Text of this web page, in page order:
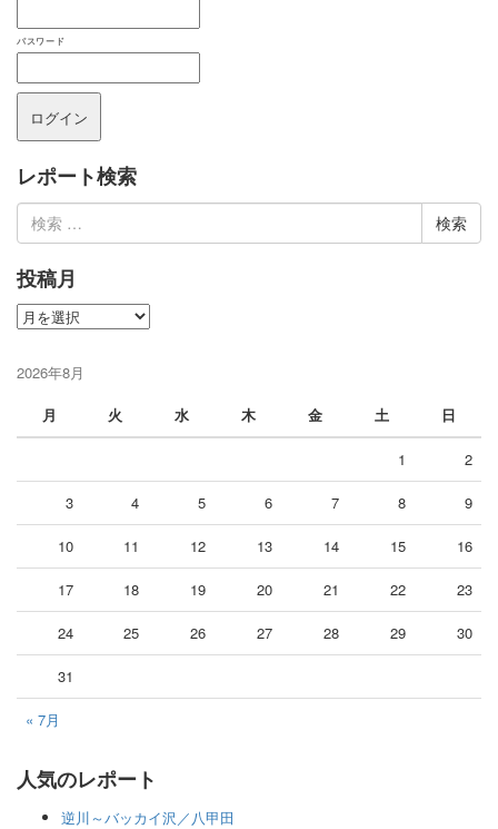
パスワード
レポート検索
索:
投稿月
投
月
2026年8月
月
火 水 木 金 土 日
« 7月
1 2
3 4 5 6 7 8 9
10 11 12 13 14 15 16
17 18 19 20 21 22 23
24 25 26 27 28 29 30
31
人気のレポート
逆川～バッカイ沢／八甲田